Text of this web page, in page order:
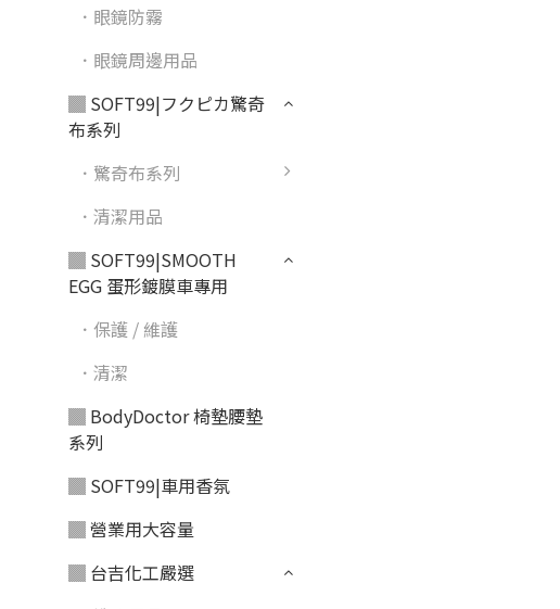
．眼鏡防霧
．眼鏡周邊用品
▓ SOFT99|フクピカ驚奇
布系列
．驚奇布系列
．清潔用品
▓ SOFT99|SMOOTH
EGG 蛋形鍍膜車專用
．保護 / 維護
．清潔
▓ BodyDoctor 椅墊腰墊
系列
▓ SOFT99|車用香氛
▓ 營業用大容量
▓ 台吉化工嚴選